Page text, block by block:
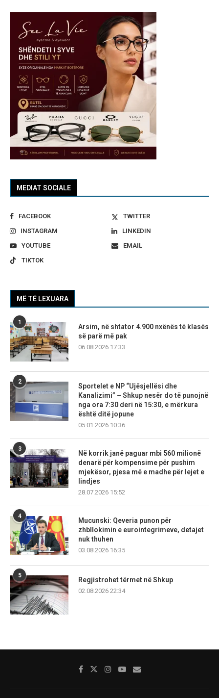
MEDIAT SOCIALE
FACEBOOK
TWITTER
INSTAGRAM
LINKEDIN
YOUTUBE
EMAIL
TIKTOK
MË TË LEXUARA
1
Arsim, në shtator 4.900 nxënës të klasës
së parë më pak
06.08.2026 17:33
2
Sportelet e NP “Ujësjellësi dhe
Kanalizimi” – Shkup nesër do të punojnë
nga ora 7:30 deri në 15:30, e mërkura
është ditë jopune
05.01.2026 10:36
3
Në korrik janë paguar mbi 560 milionë
denarë për kompensime për pushim
mjekësor, pjesa më e madhe për lejet e
lindjes
28.07.2026 15:52
4
Mucunski: Qeveria punon për
zhbllokimin e eurointegrimeve, detajet
nuk thuhen
03.08.2026 16:35
5
Regjistrohet tërmet në Shkup
02.08.2026 22:34